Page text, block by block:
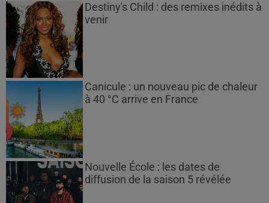
Destiny's Child : des remixes inédits à
venir
Canicule : un nouveau pic de chaleur
à 40 °C arrive en France
Nouvelle École : les dates de
diffusion de la saison 5 révélée